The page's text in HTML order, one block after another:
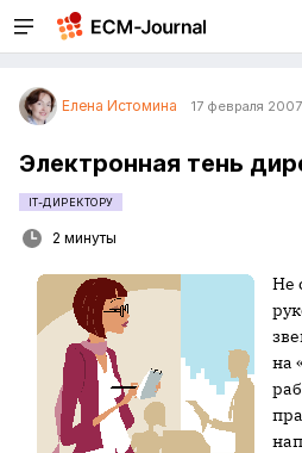
Елена Истомина 17 февраля 2007
Электронная тень
IT-ДИРЕКТОРУ
2 минуты
Не
на